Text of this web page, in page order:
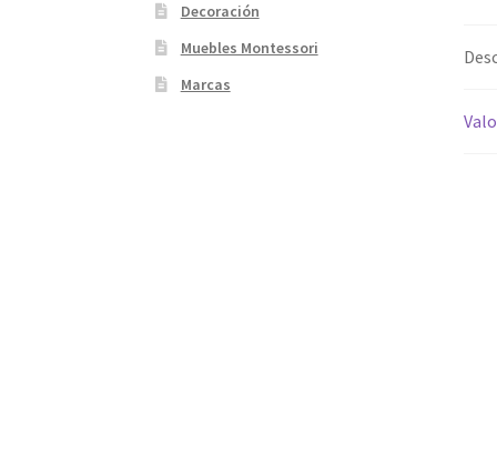
Decoración
Muebles Montessori
Marcas